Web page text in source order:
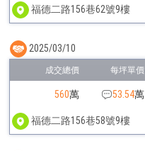
福德二路156巷62號9樓
560萬 53.54萬
福德二路156巷58號9樓
2025/03/10